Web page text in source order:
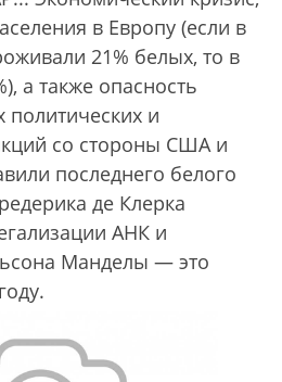
в Европу (если в
21% белых, то в
а также опасность
политических и
со стороны США и
последнего белого
де Клерка
АНК и
Манделы — это